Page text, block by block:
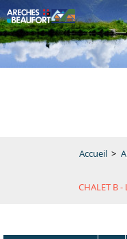
Accueil >
CHALET B -